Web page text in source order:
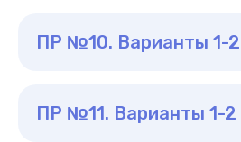
ПР №10. Варианты 1-2
ПР №11. Варианты 1-2